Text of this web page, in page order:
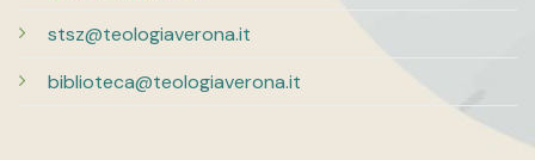
stsz@teologiaverona.it
biblioteca@teologiaverona.it